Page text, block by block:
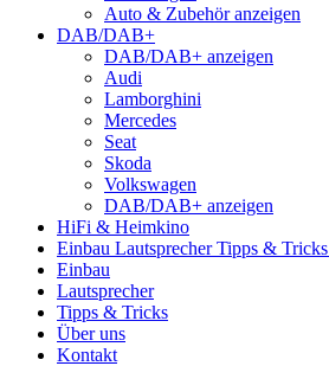
Auto & Zubehör anzeigen
DAB/DAB+
DAB/DAB+ anzeigen
Audi
Lamborghini
Mercedes
Seat
Skoda
Volkswagen
DAB/DAB+ anzeigen
HiFi & Heimkino
Einbau LautsprecherTipps & Tricks
Einbau
Lautsprecher
Tipps & Tricks
Über uns
Kontakt